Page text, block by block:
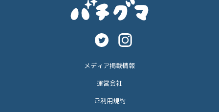
メディア掲載情報
運営会社
ご利用規約